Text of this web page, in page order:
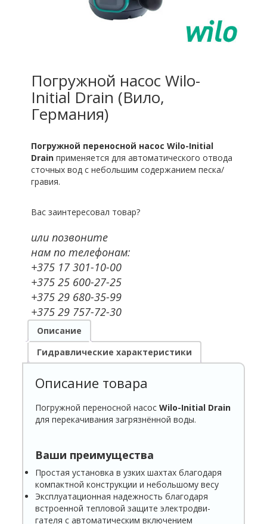
Погружной насос Wilo-
Initial Drain (Вило,
Германия)
Погружной переносной насос Wilo-Initial
Drainприменяется для автоматического отвода
сточных вод с небольшим содержанием песка/
гравия.
Вас заинтересовал товар?
или позвоните
нам по телефонам:
+375 17 301-10-00
+375 25 600-27-25
+375 29 680-35-99
+375 29 757-72-30
Описание
Гидравлические характеристики
Описание товара
Погружной переносной насос Wilo-Initial Drain
для перекачивания загрязнённой воды.
Ваши преимущества
Простая установка в узких шахтах благо­даря
компактной конструкции и неболь­шому весу
Эксплуатационная надежность благодаря
встроенной тепловой защите электродви­
гателя с автоматическим включением